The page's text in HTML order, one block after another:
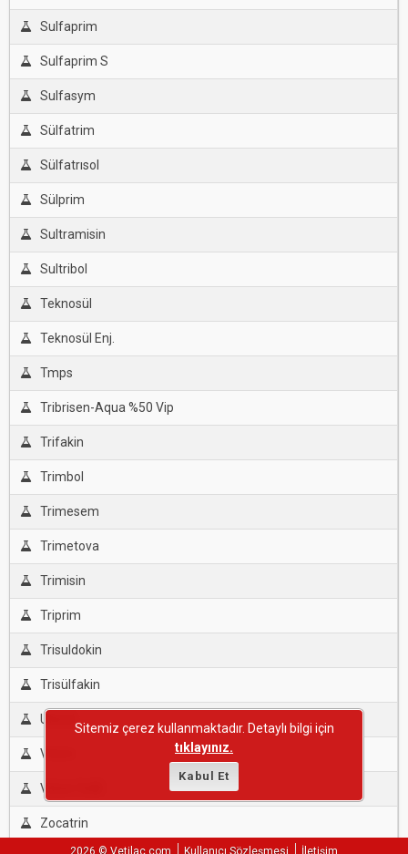
Sulfaprim
Sulfaprim S
Sulfasym
Sülfatrim
Sülfatrısol
Sülprim
Sultramisin
Sultribol
Teknosül
Teknosül Enj.
Tmps
Tribrisen-Aqua %50 Vip
Trifakin
Trimbol
Trimesem
Trimetova
Trimisin
Triprim
Trisuldokin
Trisülfakin
Uterol
Vitrim
Vitrim %48
Zocatrin
2026 © Vetilac.com Kullanıcı Sözleşmesi İletişim
Sitemiz çerez kullanmaktadır. Detaylı bilgi için
tıklayınız.
Kabul Et